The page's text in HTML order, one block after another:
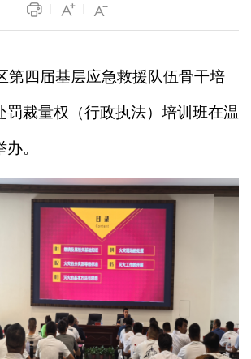
四届基层应急救援队伍骨干培
罚裁量权（行政执法）培训班在温
。